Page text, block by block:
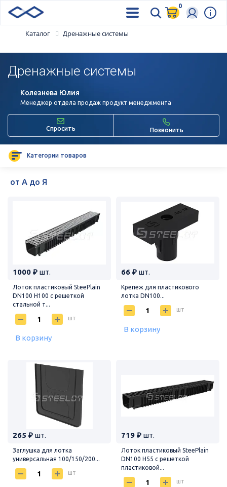
0
Каталог Дренажные системы
Дренажные системы
Колезнева Юлия
Менеджер отдела продаж продукт менеджмента
Спросить Позвонить
Категории товаров
1000 ₽ шт.
Лоток пластиковый SteePlain
DN100 H100 с решеткой
стальной т...
шт
В корзину
66 ₽ шт.
Крепеж для пластикового
лотка DN100...
шт
В корзину
265 ₽ шт.
Заглушка для лотка
универсальная 100/150/200...
шт
719 ₽ шт.
Лоток пластиковый SteePlain
DN100 H55 с решеткой
пластиковой...
шт